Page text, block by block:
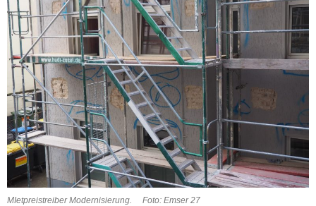
MIetpreistreiber Modernisierung. Foto: Emser 27